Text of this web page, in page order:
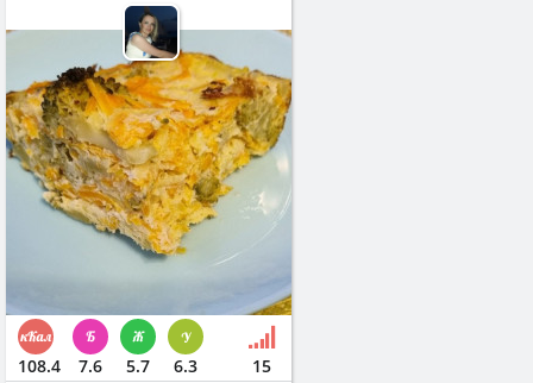
108.4 7.6 5.7 6.3 15